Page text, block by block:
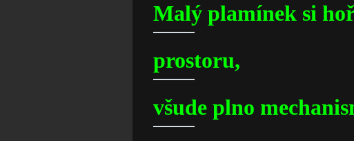
Malý plamínek si
prostoru,
všude plno